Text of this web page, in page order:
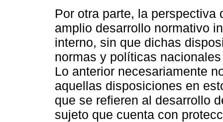
Por otra parte, la perspectiva
amplio desarrollo normativo
interno, sin que dichas
normas y políticas
Lo anterior necesariamente
aquellas disposiciones en
que se refieren al desarrollo
sujeto que cuenta con